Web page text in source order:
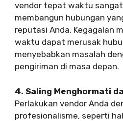
vendor tepat waktu
membangun hubungan
reputasi Anda. Kegagalan
waktu dapat merusak
menyebabkan masalah
pengiriman di masa depan.
4. Saling Menghormati
Perlakukan vendor Anda
profesionalisme, seperti